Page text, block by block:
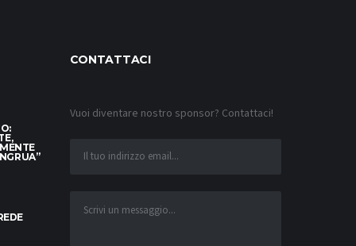
CONTATTACI
Vuoi diventare nostro sponsor? Contattaci!